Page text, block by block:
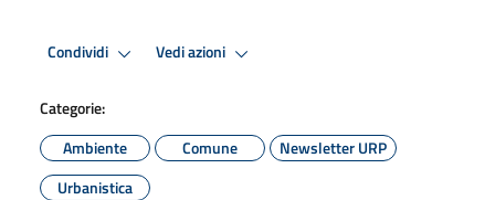
Condividi Vedi azioni
Categorie:
Ambiente
Comune
Newsletter URP
Urbanistica